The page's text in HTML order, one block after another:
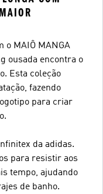
o MAIÔ MANGA
ousada encontra o
Esta coleção
fazendo
para criar
da adidas.
para resistir aos
tempo, ajudando
de banho.